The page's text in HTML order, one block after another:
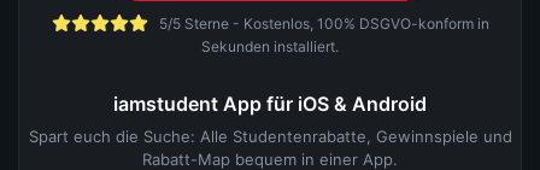
5/5 Sterne - Kostenlos, 100% DSGVO-konform in
Sekunden installiert.
iamstudent App für iOS & Android
Spart euch die Suche: Alle Studentenrabatte, Gewinnspiele und
Rabatt-Map bequem in einer App.